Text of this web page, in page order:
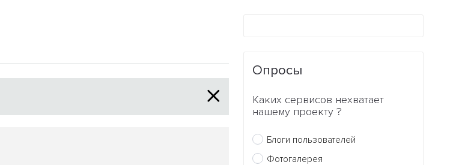
Опросы
Каких сервисов нехватает
нашему проекту ?
Блоги пользователей
Фотогалерея